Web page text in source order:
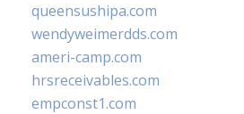
queensushipa.com
wendyweimerdds.com
ameri-camp.com
hrsreceivables.com
empconst1.com